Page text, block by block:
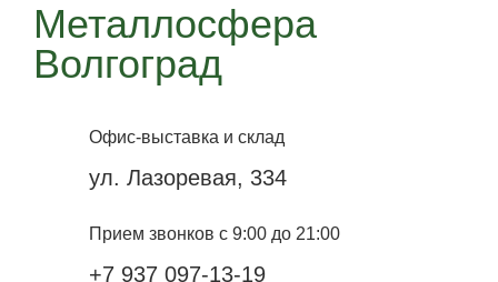
Металлосфера
Волгоград
Офис-выставка и склад
ул. Лазоревая, 334
Прием звонков с 9:00 до 21:00
+7 937 097-13-19